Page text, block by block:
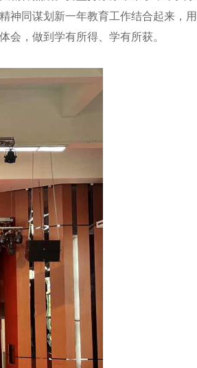
神同谋划新一年教育工作结合起来，
会，做到学有所得、学有所获。